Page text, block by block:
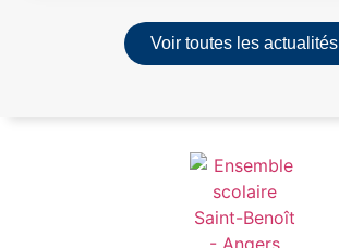
Voir toutes les actualités